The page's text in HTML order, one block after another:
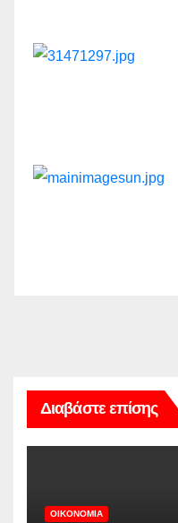
Διαβάστε επίσης
ΟΙΚΟΝΟΜΊΑ